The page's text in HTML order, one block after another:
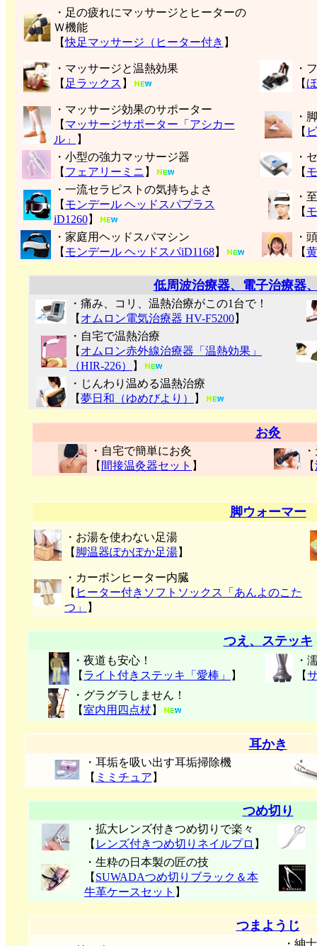
・足の疲れにマッサージとヒーターの
Ｗ機能
【快足マッサージ（ヒーター付き 】
・マッサージと温熱効果
【 足ラックス 】
・
【
・マッサージ効果のサポーター
【 マッサージサポーター「アシカー
ル」
】
・
【
・小型の強力マッサージ器
【 フェアリーミニ 】
・
【
・一流セラピストの気持ちよさ
【 モンデール ヘッドスパプラス
iD1260】
・
【
・家庭用ヘッドスパマシン
【 モンデール ヘッドスパiD1168】
・
【
低周波治療器、電子治療器
・痛み、コリ、温熱治療がこの1台で！
【 オムロン電気治療器 HV-F5200】
・自宅で温熱治療
【 オムロン赤外線治療器「温熱効果」
（HIR-226）
】
・じんわり温める温熱治療
【夢日和（ゆめびより） 】
お灸
・自宅で簡単にお灸
【 間接温灸器セット 】
【
脚ウォーマー
・お湯を使わない足湯
【 脚温器ぽかぽか足湯】
・カーボンヒーター内臓
【 ヒーター付きソフトソックス「あんよのこた
つ」
】
つえ、ステッキ
・夜道も安心！
【 ライト付きステッキ「愛棒」 】
・
【
・グラグラしません！
【室内用四点杖 】
耳かき
・耳垢を吸い出す耳垢掃除機
【 ミミチュア 】
つめ切り
・拡大レンズ付きつめ切りで楽々
【 レンズ付きつめ切りネイルプロ 】
・生粋の日本製の匠の技
【 SUWADAつめ切りブラック＆本
牛革ケースセット 】
つまようじ
・紳